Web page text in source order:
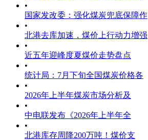
•
国家发改委：强化煤炭兜底保障作
•
北港去库加速，煤价上行动力增强
•
近五年迎峰度夏煤价走势盘点
•
统计局：7月下旬全国煤炭价格各
•
2026年上半年煤炭市场分析及
•
中电联发布《2026年上半年全
•
北港库存周降200万吨！煤价支